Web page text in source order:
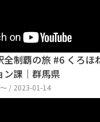
全制覇の旅 #6 くろ
ン課｜群馬県
/ 2023-01-14